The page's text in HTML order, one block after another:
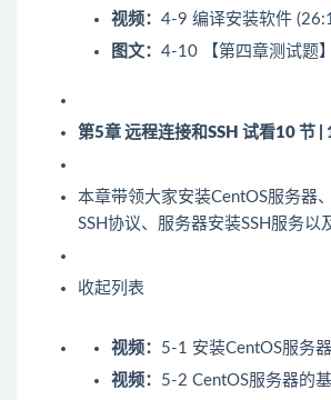
视频： 4-9 编译安装软件
图文： 4-10 【第四章测试题
第5章 远程连接和SSH 试看10 节 |
本章带领大家安装CentOS服务器
SSH协议、服务器安装SSH服务以
收起列表
视频： 5-1 安装CentOS服务
视频： 5-2 CentOS服务器的